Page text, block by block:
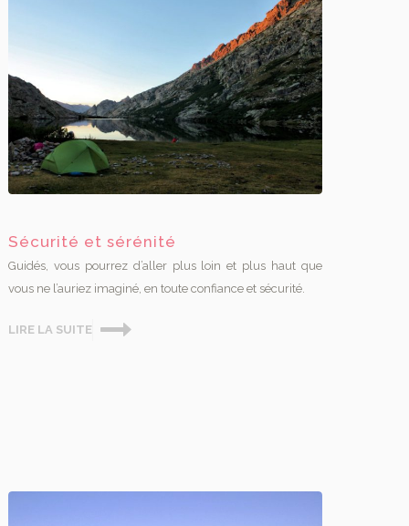
Sécurité et sérénité
Guidés, vous pourrez d’aller plus loin et plus haut que
vous ne l’auriez imaginé, en toute confiance et sécurité.
LIRE LA SUITE